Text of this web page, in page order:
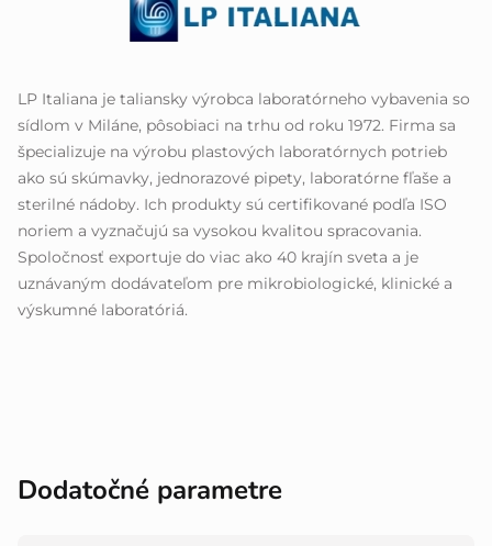
LP Italiana je taliansky výrobca laboratórneho vybavenia so
sídlom v Miláne, pôsobiaci na trhu od roku 1972. Firma sa
špecializuje na výrobu plastových laboratórnych potrieb
ako sú skúmavky, jednorazové pipety, laboratórne fľaše a
sterilné nádoby. Ich produkty sú certifikované podľa ISO
noriem a vyznačujú sa vysokou kvalitou spracovania.
Spoločnosť exportuje do viac ako 40 krajín sveta a je
uznávaným dodávateľom pre mikrobiologické, klinické a
výskumné laboratóriá.
Dodatočné parametre